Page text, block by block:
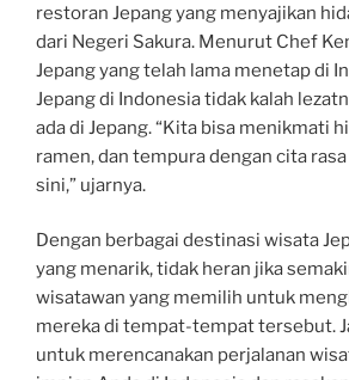
restoran Jepang yang menyajikan
dari Negeri Sakura. Menurut Chef
Jepang yang telah lama menetap di
Jepang di Indonesia tidak kalah
ada di Jepang. “Kita bisa menikmati
ramen, dan tempura dengan cita
sini,” ujarnya.
Dengan berbagai destinasi wisata
yang menarik, tidak heran jika
wisatawan yang memilih untuk
mereka di tempat-tempat tersebut.
untuk merencanakan perjalanan